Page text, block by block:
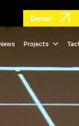
Donar
Projects